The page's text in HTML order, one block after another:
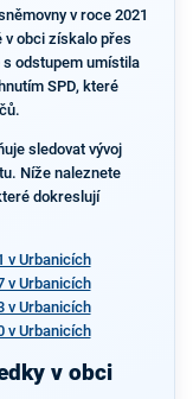
v roce 2021
v obci získalo přes
odstupem umístila
SPD, které
sledovat vývoj
Níže naleznete
dokreslují
v Urbanicích
v Urbanicích
v Urbanicích
v Urbanicích
v obci